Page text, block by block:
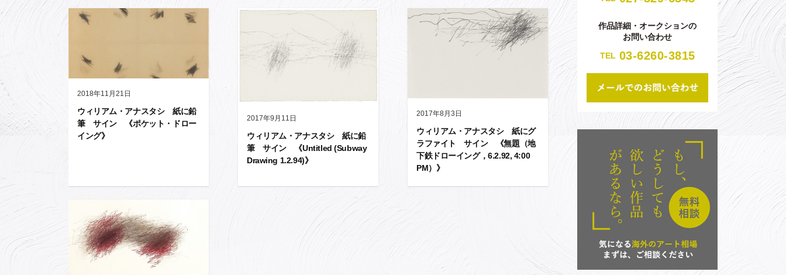
2018年11月21日
ウィリアム・アナスタシ 紙に鉛
筆 サイン 《ポケット・ドロー
イング》
2017年9月11日
ウィリアム・アナスタシ 紙に鉛
筆 サイン 《Untitled (Subway
Drawing 1.2.94)》
2017年8月3日
ウィリアム・アナスタシ 紙にグ
ラファイト サイン 《無題（地
下鉄ドローイング，6.2.92, 4:00
PM）》
作品詳細・オークションの
お問い合わせ
TEL 03-6260-3815